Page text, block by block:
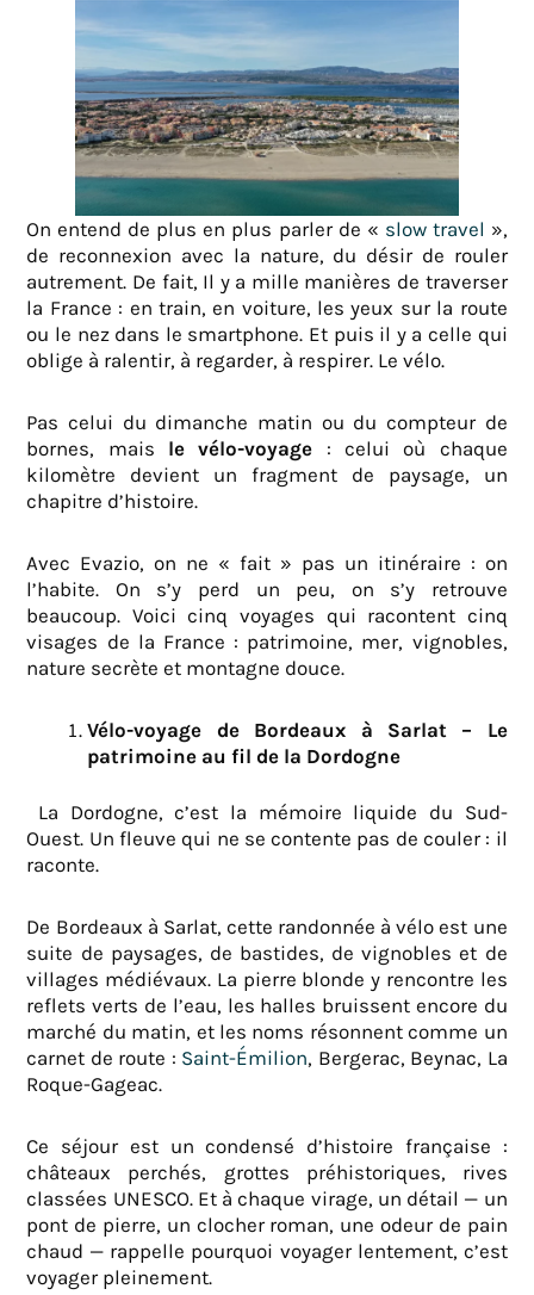
On entend de plus en plus parler de « slow travel »,
de reconnexion avec la nature, du désir de rouler
autrement. De fait, Il y a mille manières de traverser
la France : en train, en voiture, les yeux sur la route
ou le nez dans le smartphone. Et puis il y a celle qui
oblige à ralentir, à regarder, à respirer. Le vélo.
Pas celui du dimanche matin ou du compteur de
bornes, mais le vélo-voyage : celui où chaque
kilomètre devient un fragment de paysage, un
chapitre d’histoire.
Avec Evazio, on ne « fait » pas un itinéraire : on
l’habite. On s’y perd un peu, on s’y retrouve
beaucoup. Voici cinq voyages qui racontent cinq
visages de la France : patrimoine, mer, vignobles,
nature secrète et montagne douce.
Vélo-voyage de Bordeaux à Sarlat – Le
patrimoine au fil de la Dordogne
La Dordogne, c’est la mémoire liquide du Sud-
Ouest. Un fleuve qui ne se contente pas de couler : il
raconte.
De Bordeaux à Sarlat, cette randonnée à vélo est une
suite de paysages, de bastides, de vignobles et de
villages médiévaux. La pierre blonde y rencontre les
reflets verts de l’eau, les halles bruissent encore du
marché du matin, et les noms résonnent comme un
carnet de route : Saint-Émilion, Bergerac, Beynac, La
Roque-Gageac.
Ce séjour est un condensé d’histoire française :
châteaux perchés, grottes préhistoriques, rives
classées UNESCO. Et à chaque virage, un détail — un
pont de pierre, un clocher roman, une odeur de pain
chaud — rappelle pourquoi voyager lentement, c’est
voyager pleinement.